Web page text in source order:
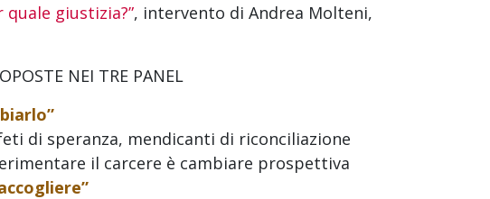
giustizia?”, intervento di Andrea Molteni,
NEI TRE PANEL
di speranza, mendicanti di riconciliazione
il carcere è cambiare prospettiva